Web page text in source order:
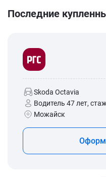
Последние
Skoda Octavia
Водитель 47 лет,
Можайск